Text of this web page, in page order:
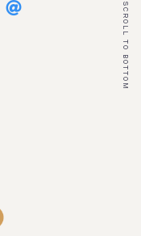
SCROLL TO BOTTOM